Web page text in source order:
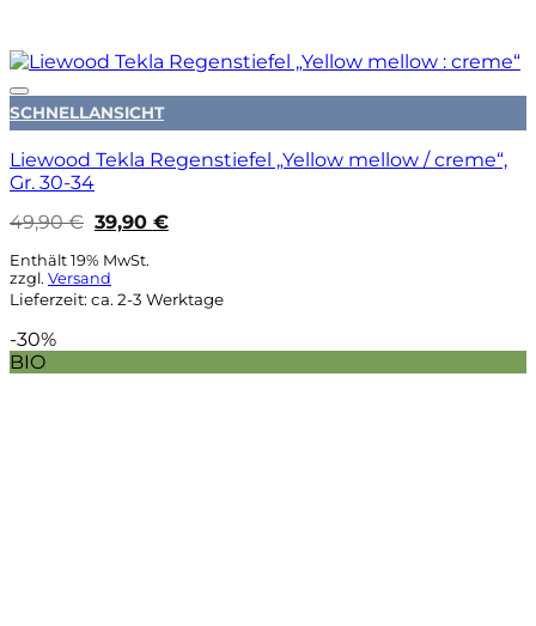
Auf die Wunschliste
SCHNELLANSICHT
Liewood Tekla Regenstiefel „Yellow mellow / creme“,
Gr. 30-34
49,90€ Ursprünglicher
Preis
war:
49,90 €
39,90 €Aktueller
Enthält 19% MwSt.
zzgl. Versand
Lieferzeit: ca. 2-3 Werktage
-30%
BIO